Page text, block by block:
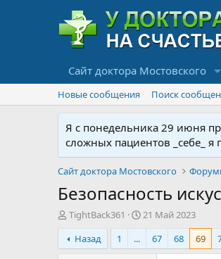
Сайт доктора Мостовского
Новые сообщения Поиск
Я с понедельника 29 июня
сложных пациентов _себе_
Сайт доктора Мостовского
Безопасность
А
в
т
о
TightBack361
Д
а
а
21 Май 2023
Назад
1 ... 67 68 69